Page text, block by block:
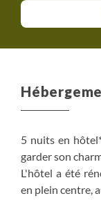
5 nuits en
garder son
L'hôtel a été
en plein centre,